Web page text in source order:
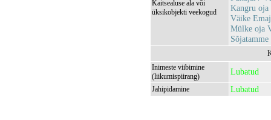
Kaitsealuse ala või
üksikobjekti veekogud
Kangru
Väike
Mülke oja
Inimeste viibimine
(liikumispiirang)
Lubatud
Jahipidamine Lubatud